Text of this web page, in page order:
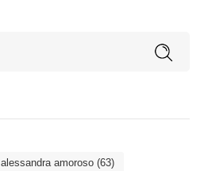
alessandra amoroso(63)